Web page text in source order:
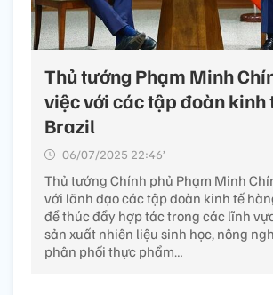
Thủ tướng Phạm Minh
việc với các tập đoàn kinh
Brazil
06/07/2025 22:46’
Thủ tướng Chính phủ Phạm Minh
với lãnh đạo các tập đoàn kinh tế
để thúc đẩy hợp tác trong các lĩnh
sản xuất nhiên liệu sinh học, nông
phân phối thực phẩm…